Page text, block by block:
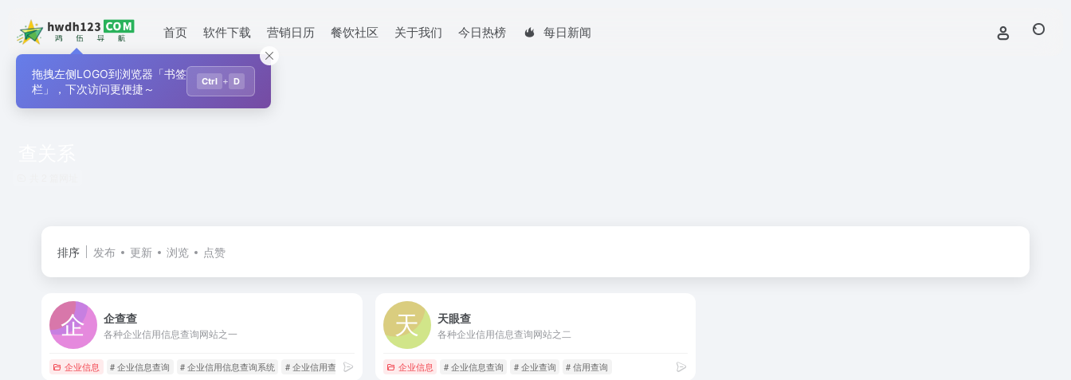
首页 软件下载 营销日历 餐饮社区 关于我们 今日热榜 每日新闻
排序 发布 更新 浏览 点赞
企查查
各种企业信用信息查询网站之一
企业信息 # 企业信息查询 # 企业信用信息查询系统 # 企业信用查询
天眼查
各种企业信用信息查询网站之二
企业信息 # 企业信息查询 # 企业查询 # 信用查询
拖拽左侧LOGO到浏览器「书签
栏」，下次访问更便捷～
Ctrl + D